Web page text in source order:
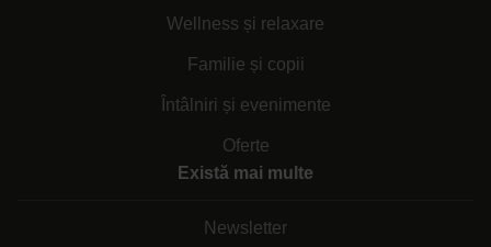
Wellness și relaxare
Familie și copii
Întâlniri și evenimente
Oferte
Există mai multe
Newsletter